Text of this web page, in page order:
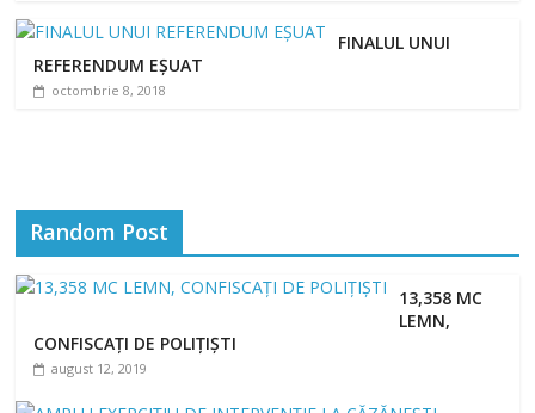
FINALUL UNUI
REFERENDUM EȘUAT
octombrie 8, 2018
Random Post
13,358 MC
LEMN,
CONFISCAȚI DE POLIȚIȘTI
august 12, 2019